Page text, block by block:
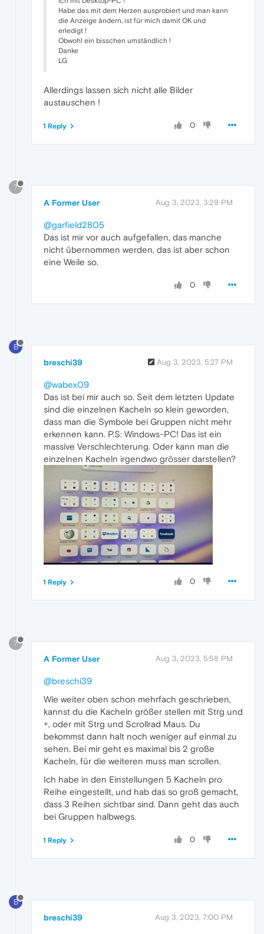
Habe das mit dem Herzen ausprobiert und man kann
die Anzeige ändern, ist für mich damit OK und
erledigt !
Obwohl ein bisschen umständlich !
Danke
LG
Allerdings lassen sich nicht alle Bilder
austauschen !
0
1 Reply
?
A Former User Aug 3, 2023, 3:29 PM
@garfield2805
Das ist mir vor auch aufgefallen, das manche
nicht übernommen werden, das ist aber schon
eine Weile so.
0
B
breschi39 Aug 3, 2023, 5:27 PM
@wabex09
Das ist bei mir auch so. Seit dem letzten Update
sind die einzelnen Kacheln so klein geworden,
dass man die Symbole bei Gruppen nicht mehr
erkennen kann. P.S: Windows-PC! Das ist ein
massive Verschlechterung. Oder kann man die
einzelnen Kacheln irgendwo grösser darstellen?
0
1 Reply
?
A Former User Aug 3, 2023, 5:58 PM
@breschi39
Wie weiter oben schon mehrfach geschrieben,
kannst du die Kacheln größer stellen mit Strg und
+, oder mit Strg und Scrollrad Maus. Du
bekommst dann halt noch weniger auf einmal zu
sehen. Bei mir geht es maximal bis 2 große
Kacheln, für die weiteren muss man scrollen.
Ich habe in den Einstellungen 5 Kacheln pro
Reihe eingestellt, und hab das so groß gemacht,
dass 3 Reihen sichtbar sind. Dann geht das auch
bei Gruppen halbwegs.
0
1 Reply
B
breschi39 Aug 3, 2023, 7:00 PM